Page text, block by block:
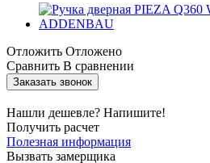
Отложить Отложено
Сравнить В сравнении
Заказать звонок
Нашли дешевле? Напишите!
Получить расчет
Полезная информация
Вызвать замерщика